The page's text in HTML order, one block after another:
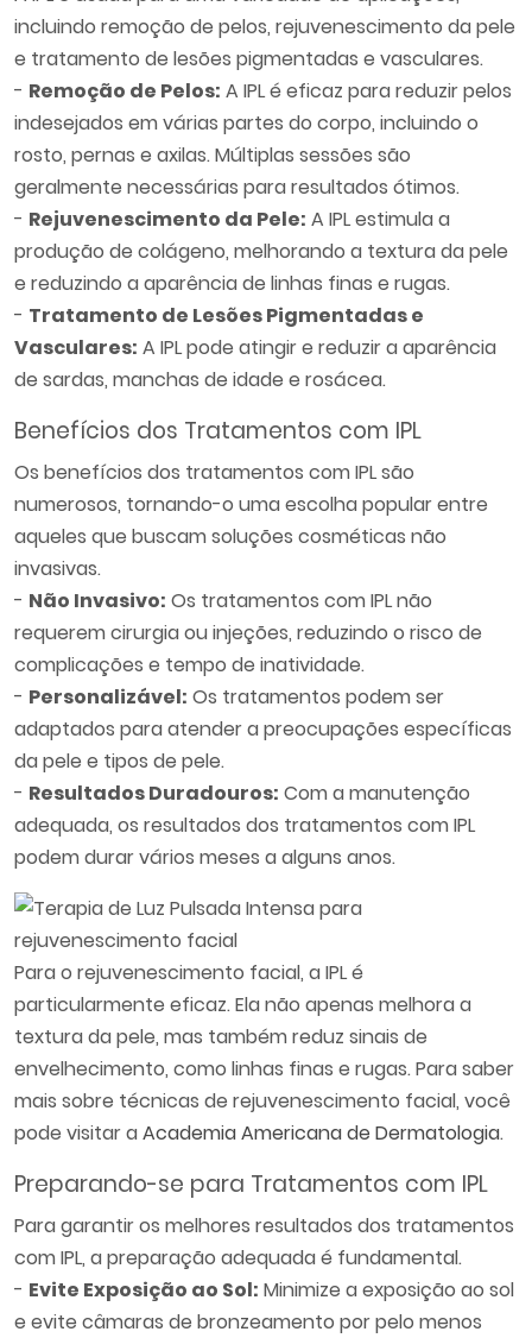
incluindo remoção de pelos, rejuvenescimento da pele
e tratamento de lesões pigmentadas e vasculares.
- Remoção de Pelos: A IPL é eficaz para reduzir pelos
indesejados em várias partes do corpo, incluindo o
rosto, pernas e axilas. Múltiplas sessões são
geralmente necessárias para resultados ótimos.
- Rejuvenescimento da Pele: A IPL estimula a
produção de colágeno, melhorando a textura da pele
e reduzindo a aparência de linhas finas e rugas.
- Tratamento de Lesões Pigmentadas e
Vasculares: A IPL pode atingir e reduzir a aparência
de sardas, manchas de idade e rosácea.
Benefícios dos Tratamentos com IPL
Os benefícios dos tratamentos com IPL são
numerosos, tornando-o uma escolha popular entre
aqueles que buscam soluções cosméticas não
invasivas.
- Não Invasivo: Os tratamentos com IPL não
requerem cirurgia ou injeções, reduzindo o risco de
complicações e tempo de inatividade.
- Personalizável: Os tratamentos podem ser
adaptados para atender a preocupações específicas
da pele e tipos de pele.
- Resultados Duradouros: Com a manutenção
adequada, os resultados dos tratamentos com IPL
podem durar vários meses a alguns anos.
Para o rejuvenescimento facial, a IPL é
particularmente eficaz. Ela não apenas melhora a
textura da pele, mas também reduz sinais de
envelhecimento, como linhas finas e rugas. Para saber
mais sobre técnicas de rejuvenescimento facial, você
pode visitar aAcademia Americana de Dermatologia.
Preparando-se para Tratamentos com IPL
Para garantir os melhores resultados dos tratamentos
com IPL, a preparação adequada é fundamental.
- Evite Exposição ao Sol: Minimize a exposição ao sol
e evite câmaras de bronzeamento por pelo menos